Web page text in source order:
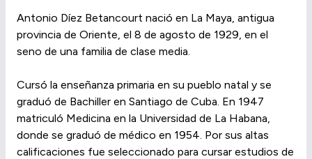
Antonio Díez Betancourt nació en La Maya, antigua
provincia de Oriente, el 8 de agosto de 1929, en el
seno de una familia de clase media.
Cursó la enseñanza primaria en su pueblo natal y se
graduó de Bachiller en Santiago de Cuba. En 1947
matriculó Medicina en la Universidad de La Habana,
donde se graduó de médico en 1954. Por sus altas
calificaciones fue seleccionado para cursar estudios de